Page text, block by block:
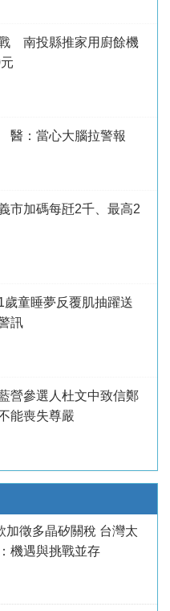
南投縣推家用廚餘機
元
醫：當心大腦拉警報
市加碼每瓩2千、最高2
童睡夢反覆肌抽躍送
訊
營參選人杜文中致信鄭
能喪失尊嚴
加徵多晶矽關稅 台灣太
機遇與挑戰並存